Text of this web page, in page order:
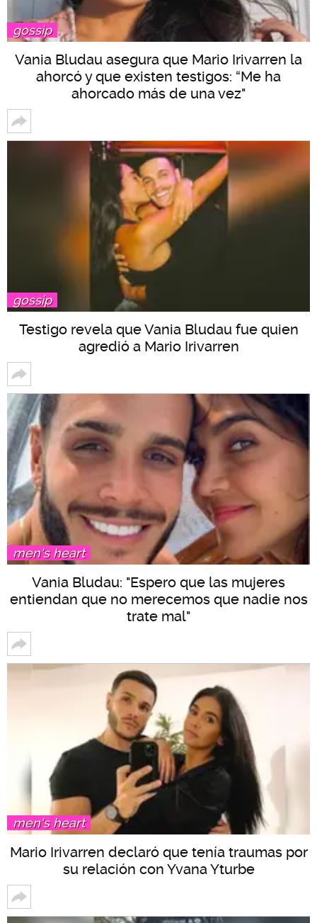
gossip
Vania Bludau asegura que Mario Irivarren la
ahorcó y que existen testigos: “Me ha
ahorcado más de una vez"
gossip
Testigo revela que Vania Bludau fue quien
agredió a Mario Irivarren
men's heart
Vania Bludau: "Espero que las mujeres
entiendan que no merecemos que nadie nos
trate mal"
men's heart
Mario Irivarren declaró que tenía traumas por
su relación con Yvana Yturbe